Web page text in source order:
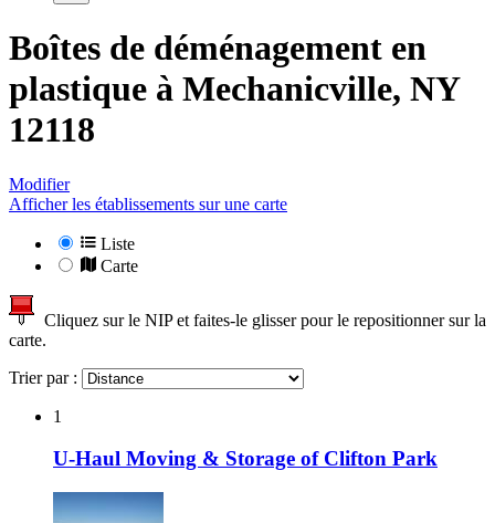
Boîtes de déménagement en
plastique à Mechanicville, NY
12118
Modifier
Afficher les établissements sur une carte
Liste
Carte
Cliquez sur le NIP et faites-le glisser pour le repositionner sur la
carte.
Trier par :
1
U-Haul Moving & Storage of Clifton Park